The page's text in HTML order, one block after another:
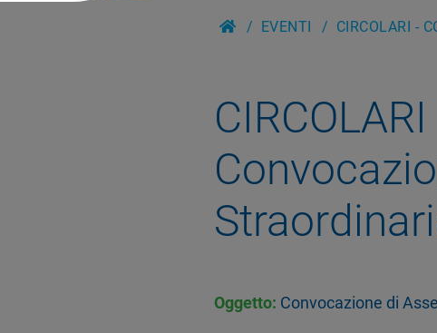
EVENTI CIRCOLARI -
CIRCOLARI
Oggetto: Convocazione di